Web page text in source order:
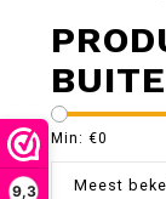
9,3
Min: €0
Meest